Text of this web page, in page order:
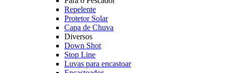
Repelente
Protetor Solar
Capa de Chuva
Diversos
Down Shot
Stop Line
Luvas para encastoar